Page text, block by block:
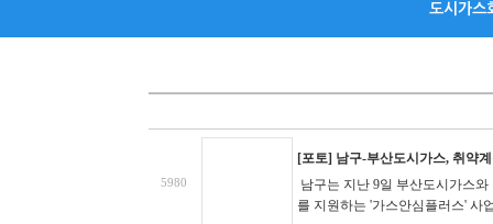
도시가스
5980
[포토] 남구-부산도시가스, 취약
남구는 지난 9일 부산도시가스
를 지원하는 '가스안심플러스' 사